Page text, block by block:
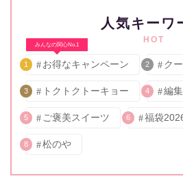
人気キーワ
HOT
みんなの関心No.1
1 お得なキャンペーン 2 ク
3 トクトクトーキョー 4 編
5 ご褒美スイーツ 6 福袋
8 松のや